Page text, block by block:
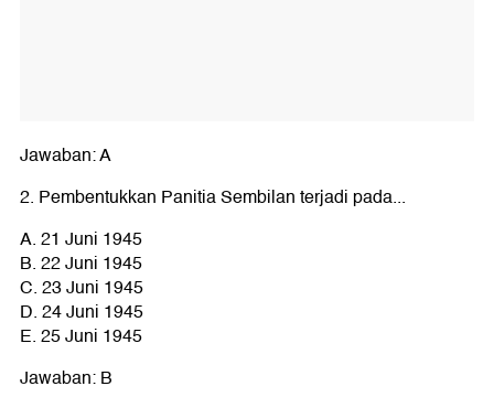
Jawaban: A
2. Pembentukkan Panitia Sembilan terjadi pada...
A. 21 Juni 1945
B. 22 Juni 1945
C. 23 Juni 1945
D. 24 Juni 1945
E. 25 Juni 1945
Jawaban: B